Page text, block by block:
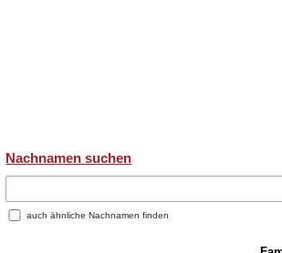
Nachnamen suchen
auch ähnliche Nachnamen finden